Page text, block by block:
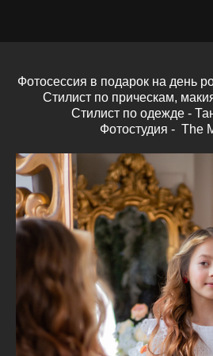
Фотосессия в подарок на день
Стилист по прическам,
Стилист по одежде -
Фотостудия - The